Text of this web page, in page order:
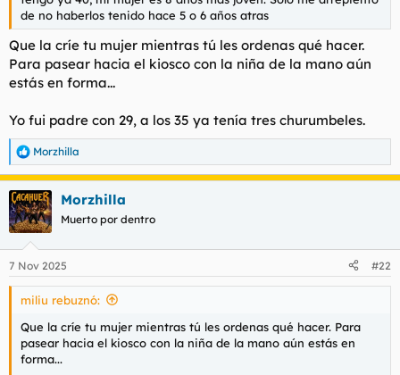
de no haberlos tenido hace 5 o 6 años atras
Que la críe tu mujer mientras tú les ordenas qué hacer.
Para pasear hacia el kiosco con la niña de la mano aún
estás en forma...
Yo fui padre con 29, a los 35 ya tenía tres churumbeles.
R
e
a
c
c
i
e
s
Morzhilla
Morzhilla
Muerto por dentro
7 Nov 2025 #22
miliu rebuznó:
Que la críe tu mujer mientras tú les ordenas qué hacer. Para
pasear hacia el kiosco con la niña de la mano aún estás en
forma...